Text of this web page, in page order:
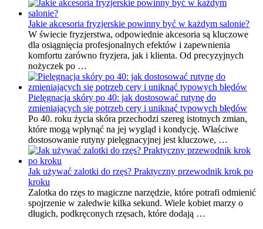
Jakie akcesoria fryzjerskie powinny być w każdym salonie?
W świecie fryzjerstwa, odpowiednie akcesoria są kluczowe
dla osiągnięcia profesjonalnych efektów i zapewnienia
komfortu zarówno fryzjera, jak i klienta. Od precyzyjnych
nożyczek po …
Pielęgnacja skóry po 40: jak dostosować rutynę do
zmieniających się potrzeb cery i uniknąć typowych błędów
Po 40. roku życia skóra przechodzi szereg istotnych zmian,
które mogą wpłynąć na jej wygląd i kondycję. Właściwe
dostosowanie rutyny pielęgnacyjnej jest kluczowe, …
Jak używać zalotki do rzęs? Praktyczny przewodnik krok po
kroku
Zalotka do rzęs to magiczne narzędzie, które potrafi odmienić
spojrzenie w zaledwie kilka sekund. Wiele kobiet marzy o
długich, podkręconych rzęsach, które dodają …